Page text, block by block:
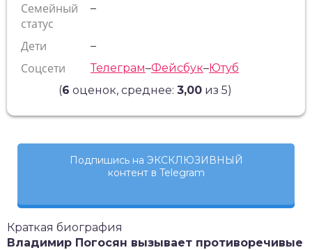
Семейный
статус
–
Дети –
Соцсети Телеграм–Фейсбук–Ютуб
(6 оценок, среднее: 3,00 из 5)
Подпишись на ЭКСКЛЮЗИВНЫЙ
контент в Telegram
Краткая биография
Владимир Погосян вызывает противоречивые